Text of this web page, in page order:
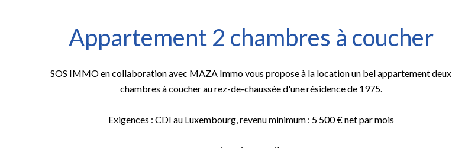
Appartement 2 chambres à coucher
SOS IMMO en collaboration avec MAZA Immo vous propose à la location un bel appartement deux
chambres à coucher au rez-de-chaussée d'une résidence de 1975.
Exigences : CDI au Luxembourg, revenu minimum : 5 500 € net par mois